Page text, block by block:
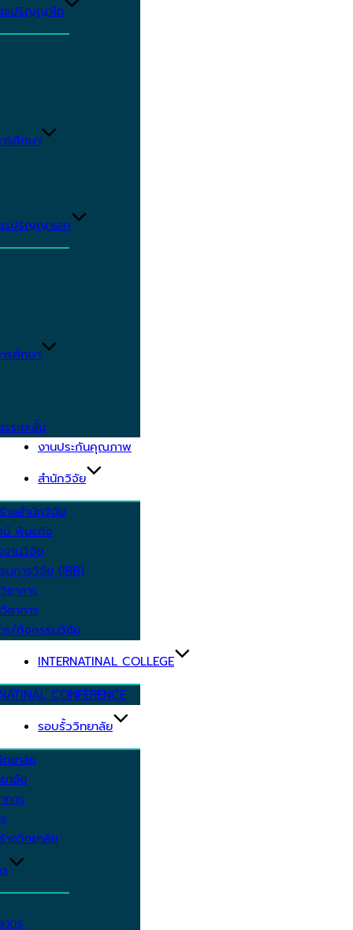
รปริญญาโท
รศึกษา
รปริญญาเอก
รศึกษา
ระยะสั้น
งานประกันคุณภาพ
สำนักวิจัย
างสำนักวิจัย
น์ พันธกิจ
งานวิจัย
มการวิจัย (IRB)
ชาการ
ชาการ
ร/กิจกรรมวิจัย
INTERNATINAL COLLEGE
CONFERENCE
รอบรั้ววิทยาลัย
ทยาลัย
าลัย
การ
างวิทยาลัย
กร